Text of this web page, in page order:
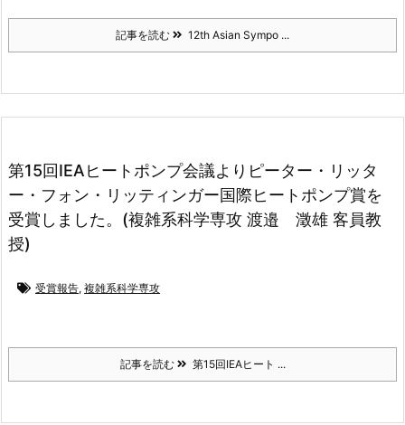
記事を読む 12th Asian Sympo ...
第15回IEAヒートポンプ会議よりピーター・リッタ
ー・フォン・リッティンガー国際ヒートポンプ賞を
受賞しました。(複雑系科学専攻 渡邉 澂雄 客員教
授)
受賞報告, 複雑系科学専攻
記事を読む 第15回IEAヒート ...